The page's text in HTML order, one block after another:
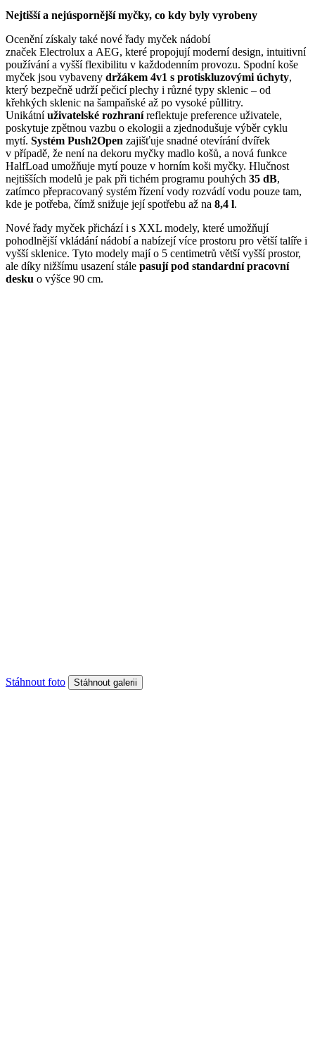
Nejtišší a nejúspornější myčky, co kdy byly vyrobeny
Ocenění získaly také nové řady myček nádobí
značek Electrolux a AEG, které propojují moderní design, intuitivní
používání a vyšší flexibilitu v každodenním provozu. Spodní koše
myček jsou vybaveny držákem 4v1 s protiskluzovými úchyty,
který bezpečně udrží pečicí plechy i různé typy sklenic – od
křehkých sklenic na šampaňské až po vysoké půllitry.
Unikátníuživatelské rozhraníreflektuje preference uživatele,
poskytuje zpětnou vazbu o ekologii a zjednodušuje výběr cyklu
mytí. Systém Push2Open zajišťuje snadné otevírání dvířek
v případě, že není na dekoru myčky madlo košů, a nová funkce
HalfLoad umožňuje mytí pouze v horním koši myčky. Hlučnost
nejtišších modelů je pak při tichém programu pouhých 35 dB,
zatímco přepracovaný systém řízení vody rozvádí vodu pouze tam,
kde je potřeba, čímž snižuje její spotřebu až na 8,4 l.
Nové řady myček přichází i s XXL modely, které umožňují
pohodlnější vkládání nádobí a nabízejí více prostoru pro větší talíře i
vyšší sklenice. Tyto modely mají o 5 centimetrů větší vyšší prostor,
ale díky nižšímu usazení stále pasují pod standardní pracovní
desku o výšce 90 cm.
Stáhnout foto